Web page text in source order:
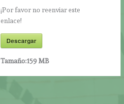
¡Por favor no reenviar este
enlace!
Descargar
Tamaño:159 MB